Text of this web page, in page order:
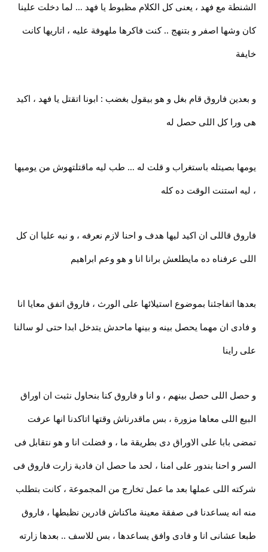
الشنطة مع فهد ، يعنى كل الكلام مظبوط يا فهد … لما دخلت علينا
كان وشها اصفر و بتنهج .. كنت فاكرها ملهوفة عليه ، اتاريها كانت
خايفة
و بعدين فاروق قام بغل و هو بيقول بغضب : ابونا اتقتل يا فهد ، اكيد
هى ورا كل اللى حصل له
يومها بصيتله باستغراب و قلت له … طب ليه ماقتلتهوش من يوميها
، ليه استنت الوقت ده كله
فاروق قاللى ان اكيد ليها هدف و احنا لازم نعرفه ، و نبه عليا ان كل
اللى عرفناه ده مايطلعش برانا انا و هو وعم ابراهيم
بعدها اتفاجئنا بموضوع استيلائها على الورث ، فاروق اتفق معايا انا
و فادى ان مهما يحصل بينه و بينها ماحدش يتدخل ابدا حتى لو سالنا
على راينا
و حصل اللى حصل بينهم ، و انا و فاروق كنا بنحاول نثبت ان اوراق
البيع اللى معاها مزورة ، بس ماقدرناش وقتها اتاكدنا انها عرفت
تمضى بابا على الاوراق دى بطريقة ما ، و فضلت انا و هو نتقابل فى
السر و احنا بندور على امنا ، لحد ما حصل ان فادية زارت فاروق فى
شركته اللى عملها بعد ما عمل تخارج من المجموعة ، كانت بتطلب
منه انه يساعدنا فى صفقة معينة ماكناش قادرين نظبطها ، فاروق
طبعا عشانى انا و فادى وافق يساعدها ، بس للاسف .. بعدها زارته